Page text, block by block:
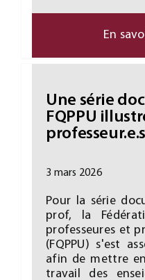
En
Une série
FQPPU
professeur.e.s
3 mars 2026
Pour la série
prof, la
professeures et
(FQPPU) s'est
afin de mettre
travail des